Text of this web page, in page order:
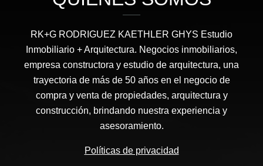
RK+G RODRIGUEZ KAETHLER GHYS Estudio
Inmobiliario + Arquitectura. Negocios inmobiliarios,
empresa constructora y estudio de arquitectura, una
trayectoria de más de 50 años en el negocio de
compra y venta de propiedades, arquitectura y
construcción, brindando nuestra experiencia y
asesoramiento.
Políticas de privacidad